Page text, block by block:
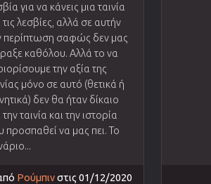
για να κάνεις μια ταινία
τις λεσβίες, αλλά σε αυτήν
περίπτωση σαφώς δεν μας
καθόλου. Αλλά το να
την αξία της
μόνο σε αυτό (θετικά ή
δεν θα ήταν δίκαιο
την ταινία και την ιστορία
προσπαθεί να μας πει. Το
Ρούμπινστις 01/12/2020